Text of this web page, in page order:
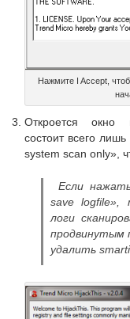
Нажмите I Accept,
Откроется окно
состоит всего
system scan only»,
Если
save
логи
продвинутым
удалить